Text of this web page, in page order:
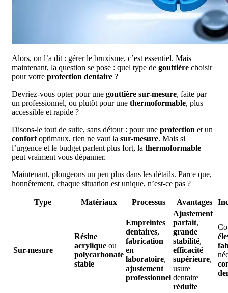
Alors, on l’a dit : gérer le bruxisme, c’est essentiel. Mais
maintenant, la question se pose : quel type de gouttière choisir
pour votre protection dentaire ?
Devriez-vous opter pour une gouttière sur-mesure, faite par
un professionnel, ou plutôt pour une thermoformable, plus
accessible et rapide ?
Disons-le tout de suite, sans détour : pour une protection et un
confort optimaux, rien ne vaut la sur-mesure. Mais si
l’urgence et le budget parlent plus fort, la thermoformable
peut vraiment vous dépanner.
Maintenant, plongeons un peu plus dans les détails. Parce que,
honnêtement, chaque situation est unique, n’est-ce pas ?
Type Matériaux Processus Avantages
Sur-mesure
Résine
acrylique ou
polycarbonate
stable
Empreintes
dentaires,
fabrication
en
laboratoire,
ajustement
professionnel
Ajustement
parfait,
grande
stabilité,
efficacité
supérieure,
usure
dentaire
réduite